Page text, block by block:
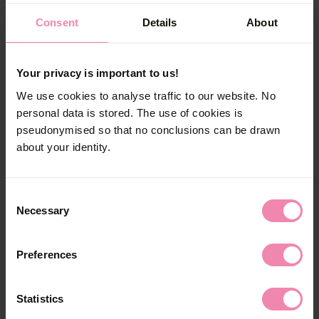
Consent Details About
Your privacy is important to us!
We use cookies to analyse traffic to our website. No
personal data is stored. The use of cookies is
pseudonymised so that no conclusions can be drawn
about your identity.
Selection
Necessary
Preferences
Statistics
de sang.
Comment traite-t-on l’hépatite
C?
Des médicaments antiviraux permettent de
traiter l’hépatite C. À l’heure actuelle, ils
traitement est pris en charge par les caisses-
Mais comme une hépatite C guérie ne confère
pas d’immunité, ces patients sont susceptibles
de contracter à nouveau la maladie.
Les partenaires doivent-ils